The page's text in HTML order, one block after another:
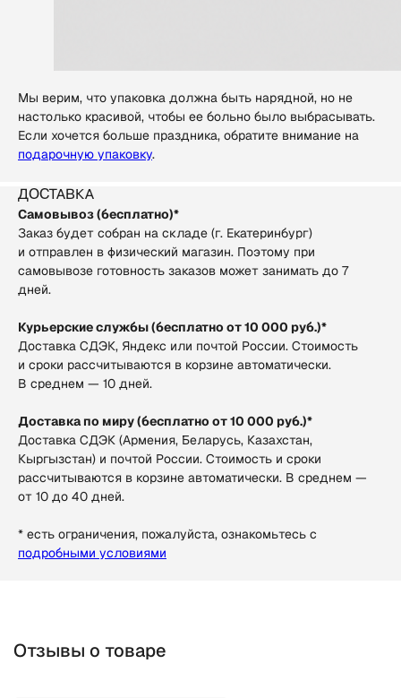
Мы верим, что упаковка должна быть нарядной, но не
настолько красивой, чтобы ее больно было выбрасывать.
Если хочется больше праздника, обратите внимание на
подарочную упаковку.
Доставка
Самовывоз (бесплатно)*
Заказ будет собран на складе (г. Екатеринбург)
и отправлен в физический магазин. Поэтому при
самовывозе готовность заказов может занимать до 7
дней.
Курьерские службы (бесплатно от 10 000 руб.)*
Доставка СДЭК, Яндекс или почтой России. Стоимость
и сроки рассчитываются в корзине автоматически.
В среднем — 10 дней.
Доставка по миру (бесплатно от 10 000 руб.)*
Доставка СДЭК (Армения, Беларусь, Казахстан,
Кыргызстан) и почтой России. Стоимость и сроки
рассчитываются в корзине автоматически. В среднем —
от 10 до 40 дней.
* есть ограничения, пожалуйста, ознакомьтесь с
подробными условиями
Отзывы о товаре